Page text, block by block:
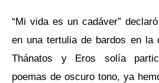
“Mi vida es un cadáver”
en una tertulia de bardos en la
Thánatos y Eros solía
poemas de oscuro tono, ya